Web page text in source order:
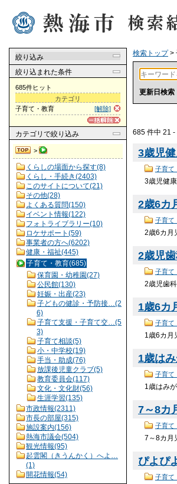
絞り込み
絞り込まれた条件
685件ヒット
カテゴリ
[解除]
子育て・教育
カテゴリ で絞り込み
>
くらしの場面から探す(8)
くらし・手続き(2403)
このサイトについて(21)
その他(28)
よくある質問(150)
イベント情報(122)
フォトライブラリー(10)
ロケサポート(59)
事業者の方へ(6202)
健康・福祉(445)
子育て・教育(685)
保育園・幼稚園(27)
公民館(130)
妊娠・出産(23)
子どもの健診・予防接…(2
6)
子育て支援・子育て交…(5
3)
子育て相談(5)
小・中学校(19)
手当・助成(76)
放課後児童クラブ(5)
教育委員会(117)
文化・文化財(56)
生涯学習(135)
市政情報(2311)
市長の部屋(315)
施設案内(156)
熱海市議会(504)
観光情報(95)
起雲閣（きうんかく）へよ…
(1)
開花情報(54)
検索トップ>
更新日検索
685 件中 21 -
3歳児
子育て
3歳児健
2歳6カ
子育て
2歳6カ
2歳児
子育て
2歳児歯
1歳6カ
子育て
1歳6カ
1歳は
子育て
1歳はみ
7～8カ
子育て
7～8カ
ぴよぴ
子育て